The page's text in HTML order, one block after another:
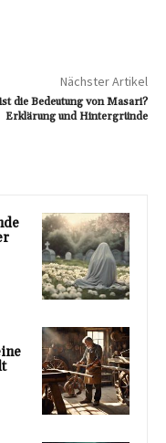
Nächster Artikel
die Bedeutung von Masari?
Erklärung und Hintergründe